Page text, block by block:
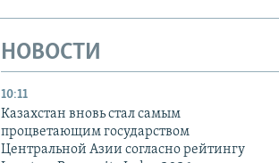
НОВОСТИ
10:11
Казахстан вновь стал самым
процветающим государством
Центральной Азии согласно рейтингу